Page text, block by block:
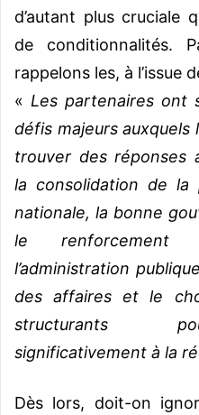
d’autant plus cruciale
de conditionnalités.
rappelons les, à l’issue
« Les partenaires ont
défis majeurs
trouver des réponses
la consolidation de la
nationale, la bonne
le renforcement
l’administration
des affaires et le
structurants
significativement à la
Dès lors, doit-on